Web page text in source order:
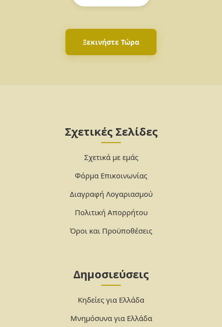
Ξεκινήστε Τώρα
Σχετικές Σελίδες
Σχετικά με εμάς
Φόρμα Επικοινωνίας
Διαγραφή Λογαριασμού
Πολιτική Απορρήτου
Όροι και Προϋποθέσεις
Δημοσιεύσεις
Κηδείες για Ελλάδα
Μνημόσυνα για Ελλάδα